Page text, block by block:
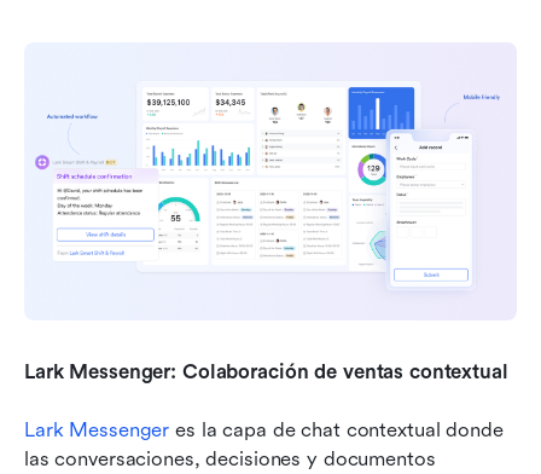
Lark Messenger: Colaboración de ventas contextual
Lark Messenger es la capa de chat contextual donde
las conversaciones, decisiones y documentos